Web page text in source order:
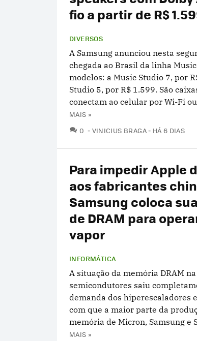
fio a partir de R$
DIVERSOS
A Samsung anunciou nesta
chegada ao Brasil da linha
modelos: a Music Studio 7, por
Studio 5, por R$ 1.599. São
conectam ao celular por Wi-Fi
MAIS »
0 COMENTÁRIOS
VINICIUS BRAGA HÁ 6 DIAS
Para impedir Apple
aos fabricantes
Samsung coloca
de DRAM para
vapor
INFORMÁTICA
A situação da memória DRAM
semicondutores saiu
demanda dos hiperescaladores
com que a maior parte da
memória de Micron, Samsung e
MAIS »